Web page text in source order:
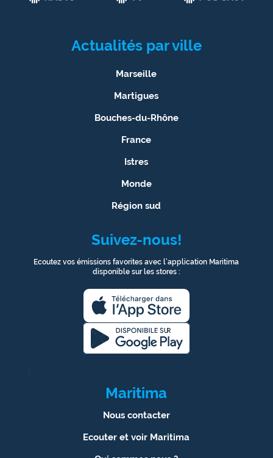
Actualités par ville
Marseille
Martigues
Bouches-du-Rhône
France
Istres
Monde
Région sud
Suivez-nous!
Ecoutez vos émissions favorites avec l’application Maritima
disponible sur les stores :
1
Maritima
Nous contacter
Ecouter et voir Maritima